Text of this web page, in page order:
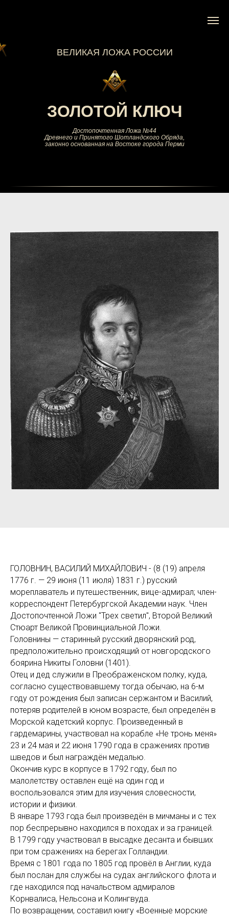
ВЕЛИКАЯ ЛОЖА РОССИИ
Достопочтенная Ложа №44
Древнего и Принятого Шотландского Обряда,
законно основанная на Востоке города Перми
ЗОЛОТОЙ КЛЮЧ
ГОЛОВНИН, ВАСИЛИЙ МИХАЙЛОВИЧ - (8 (19) апреля
1776 г. — 29 июня (11 июля) 1831 г.) русский
мореплаватель и путешественник, вице-адмирал; член-
корреспондент Петербургской Академии наук. Член
Достопочтенной Ложи "Трех светил", Второй Великий
Стюарт Великой Провинциальной Ложи.
Головнины — старинный русский дворянский род,
предположительно происходящий от новгородского
боярина Никиты Головни (1401).
Отец и дед служили в Преображенском полку, куда,
согласно существовавшему тогда обычаю, на 6-м
году от рождения был записан сержантом и Василий,
потеряв родителей в юном возрасте, был определён в
Морской кадетский корпус. Произведенный в
гардемарины, участвовал на корабле «Не тронь меня»
23 и 24 мая и 22 июня 1790 года в сражениях против
шведов и был награждён медалью.
Окончив курс в корпусе в 1792 году, был по
малолетству оставлен ещё на один год и
воспользовался этим для изучения словесности,
истории и физики.
В январе 1793 года был произведён в мичманы и с тех
пор беспрерывно находился в походах и за границей.
В 1799 году участвовал в высадке десанта и бывших
при том сражениях на берегах Голландии.
Время с 1801 года по 1805 год провёл в Англии, куда
был послан для службы на судах английского флота и
где находился под начальством адмиралов
Корнвалиса, Нельсона и Колингвуда.
По возвращении, составил книгу «Военные морские